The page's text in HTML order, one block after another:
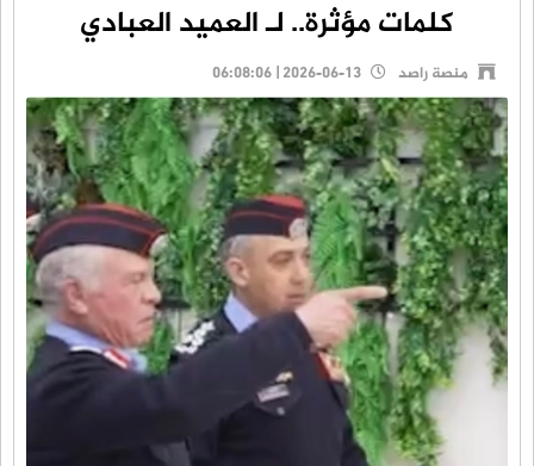
كلمات مؤثرة.. لـ العميد العبادي
منصة راصد